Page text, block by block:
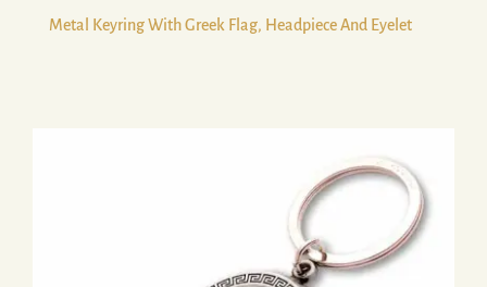
Metal Keyring With Greek Flag, Headpiece And Eyelet